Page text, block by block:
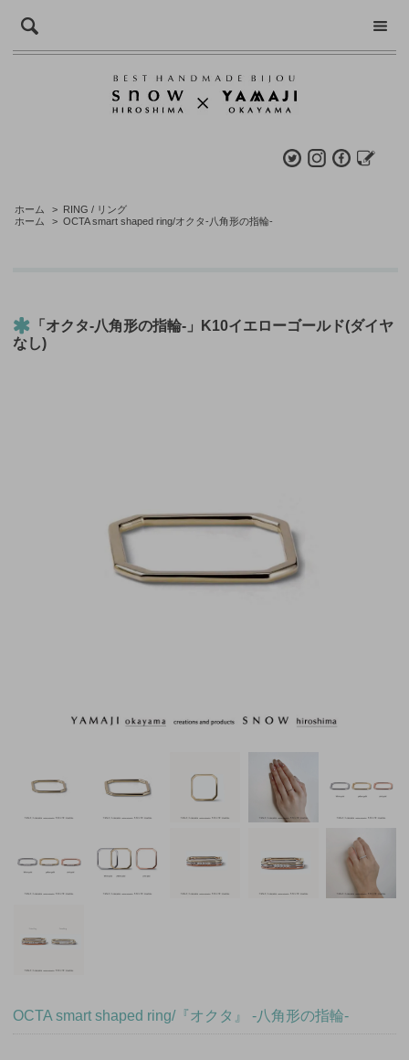
ホーム > RING / リング
ホーム
> OCTA smart shaped ring/オクタ-八角形の指輪-
「オクタ-八角形の指輪-」K10イエローゴールド(ダイヤ
なし)
OCTA smart shaped ring/『オクタ』 -八角形の指輪-